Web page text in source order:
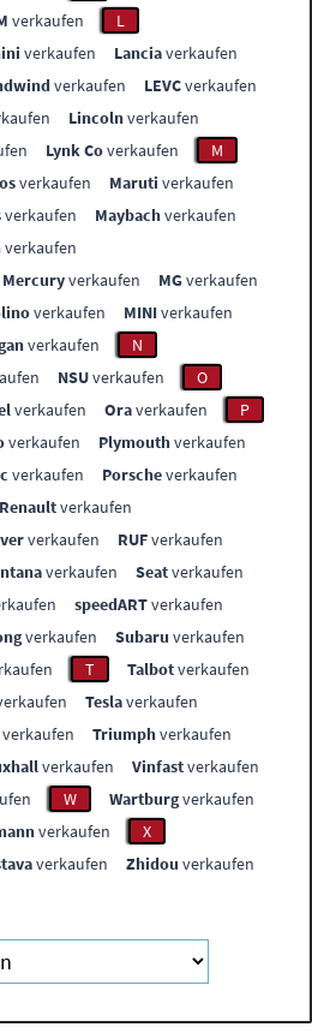
verkaufen
L
verkaufen Lanciaverkaufen
verkaufen LEVCverkaufen
Lincolnverkaufen
Lynk Coverkaufen
M
verkaufen Maruti verkaufen
verkaufen Maybachverkaufen
verkaufen
Mercuryverkaufen MGverkaufen
verkaufen MINIverkaufen
verkaufen
N
NSUverkaufen
O
verkaufen Oraverkaufen
P
verkaufen Plymouthverkaufen
verkaufen Porscheverkaufen
Renaultverkaufen
verkaufen RUFverkaufen
verkaufen Seatverkaufen
speedARTverkaufen
verkaufen Subaru verkaufen
T Talbotverkaufen
Teslaverkaufen
verkaufen Triumphverkaufen
verkaufen Vinfastverkaufen
W Wartburgverkaufen
verkaufen
X
verkaufen Zhidou verkaufen